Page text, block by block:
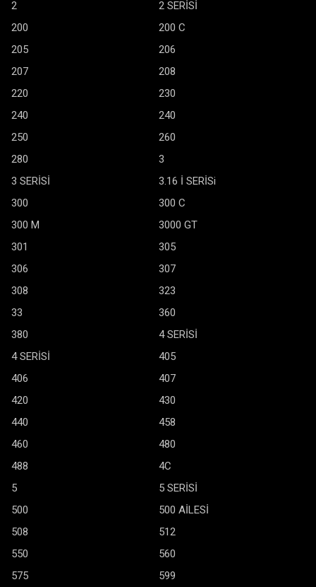
2
2 SERİSİ
200
200 C
205
206
207
208
220
230
240
240
250
260
280
3
3 SERİSİ
3.16 İ SERİSi
300
300 C
300 M
3000 GT
301
305
306
307
308
323
33
360
380
4 SERİSİ
4 SERİSİ
405
406
407
420
430
440
458
460
480
488
4C
5
5 SERİSİ
500
500 AİLESİ
508
512
550
560
575
599